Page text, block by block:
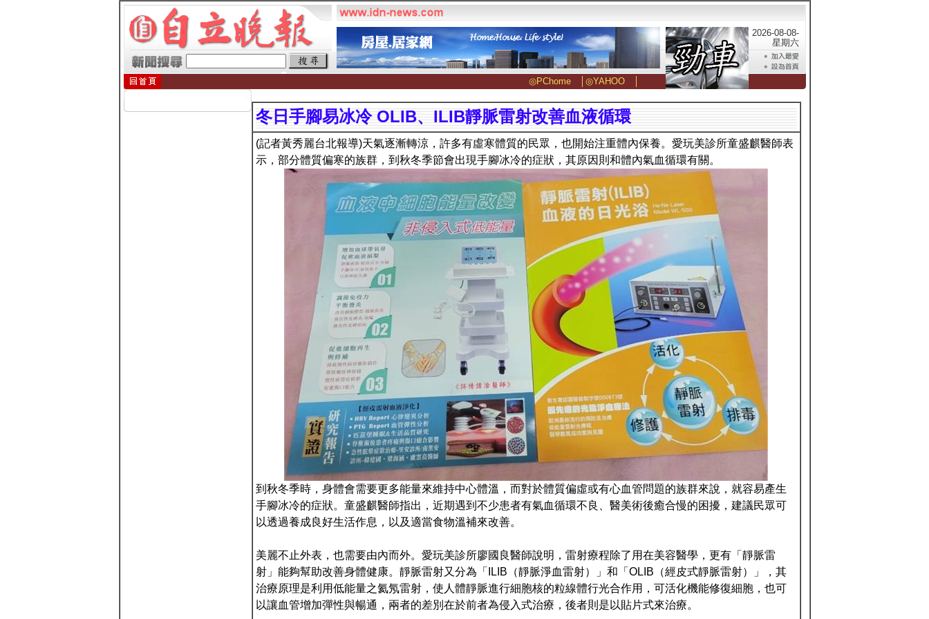
2026-08-08-
星期六
◎PChome│ ◎YAHOO│
冬日手腳易冰冷 OLIB、ILIB靜脈雷射改善血液循環
(記者黃秀麗台北報導)天氣逐漸轉涼，許多有虛寒體質的民眾，也開始注重體內保養。愛玩美診所童盛麒醫師表
示，部分體質偏寒的族群，到秋冬季節會出現手腳冰冷的症狀，其原因則和體內氣血循環有關。
到秋冬季時，身體會需要更多能量來維持中心體溫，而對於體質偏虛或有心血管問題的族群來說，就容易產生
手腳冰冷的症狀。童盛麒醫師指出，近期遇到不少患者有氣血循環不良、醫美術後癒合慢的困擾，建議民眾可
以透過養成良好生活作息，以及適當食物溫補來改善。
美麗不止外表，也需要由內而外。愛玩美診所廖國良醫師說明，雷射療程除了用在美容醫學，更有「靜脈雷
射」能夠幫助改善身體健康。靜脈雷射又分為「ILIB（靜脈淨血雷射）」和「OLIB（經皮式靜脈雷射）」，其
治療原理是利用低能量之氦氖雷射，使人體靜脈進行細胞核的粒線體行光合作用，可活化機能修復細胞，也可
以讓血管增加彈性與暢通，兩者的差別在於前者為侵入式治療，後者則是以貼片式來治療。